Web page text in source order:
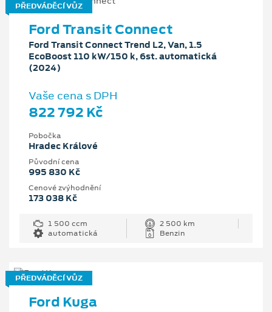
PŘEDVÁDĚCÍ VŮZ
Ford Transit Connect
Ford Transit Connect Trend L2, Van, 1.5
EcoBoost 110 kW/150 k, 6st. automatická
(2024)
Vaše cena s DPH
822 792 Kč
Pobočka
Hradec Králové
Původní cena
995 830 Kč
Cenové zvýhodnění
173 038 Kč
1 500 ccm
2 500 km
automatická
Benzin
PŘEDVÁDĚCÍ VŮZ
Ford Kuga